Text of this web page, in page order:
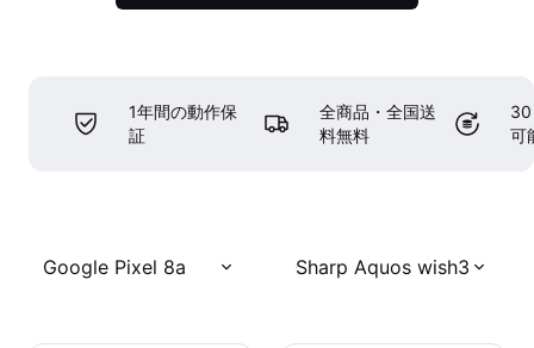
1年間の動作保
証
全商品・全国送
料無料
30
可
Google Pixel 8a Sharp Aquos wish3